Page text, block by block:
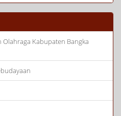
Kabupaten Bangka